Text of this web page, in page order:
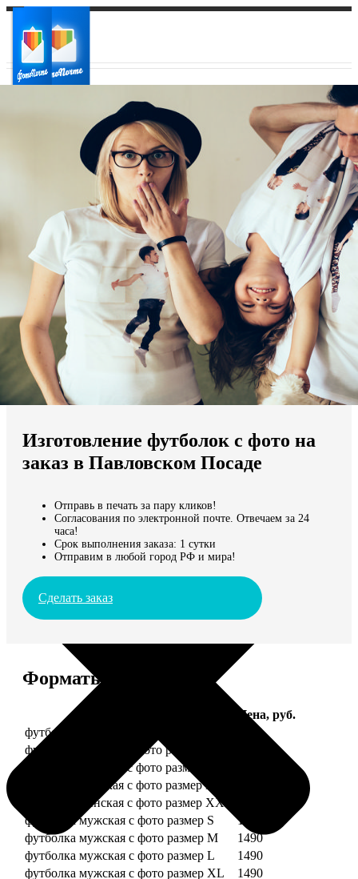
Ваш регион доставки
Выберите из списка:
Мы доставляем по всему миру
Продолжить без города
Изготовление футболок с фото на
заказ в Павловском Посаде
Отправь в печать за пару кликов!
Согласования по электронной почте. Отвечаем за 24
часа!
Срок выполнения заказа: 1 сутки
Отправим в любой город РФ и мира!
Сделать заказ
Форматы и цены
Цена, руб.
футболка женская с фото размер S
1490
футболка женская с фото размер M
футболка женская с фото размер L
футболка женская с фото размер XL
футболка женская с фото размер XXL
футболка мужская с фото размер S
1490
футболка мужская с фото размер M
1490
футболка мужская с фото размер L
1490
футболка мужская с фото размер XL
1490